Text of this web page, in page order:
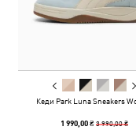
Кеди Park Luna Sneakers
1 990,00 ₴3 990,00 ₴